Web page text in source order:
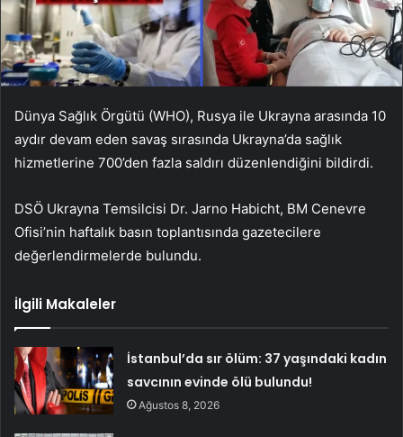
Dünya Sağlık Örgütü (WHO), Rusya ile Ukrayna arasında 10
aydır devam eden savaş sırasında Ukrayna’da sağlık
hizmetlerine 700’den fazla saldırı düzenlendiğini bildirdi.
DSÖ Ukrayna Temsilcisi Dr. Jarno Habicht, BM Cenevre
Ofisi’nin haftalık basın toplantısında gazetecilere
değerlendirmelerde bulundu.
İlgili Makaleler
İstanbul’da sır ölüm: 37 yaşındaki kadın
savcının evinde ölü bulundu!
Ağustos 8, 2026